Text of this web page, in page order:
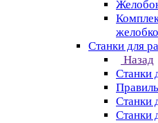
Станки для
Назад
Станки
Станки
Станки